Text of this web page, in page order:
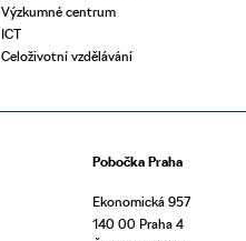
Výzkumné centrum
ICT
Celoživotní vzdělávání
Pobočka Praha
Ekonomická 957
140 00 Praha 4